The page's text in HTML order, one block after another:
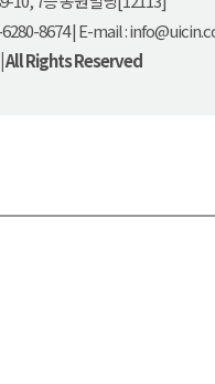
6280-8674 | E-mail :
All Rights Reserved